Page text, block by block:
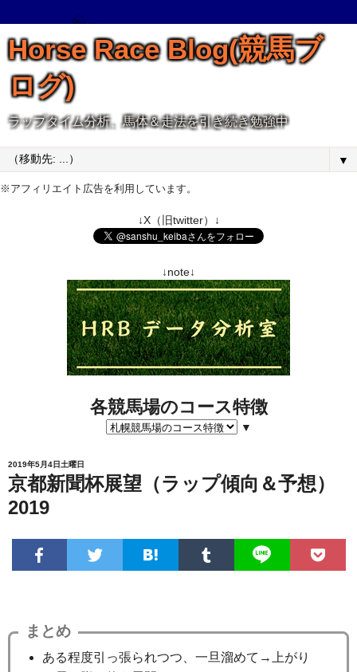
Horse Race Blog(競馬ブ
ログ)
ラップタイム分析、馬体＆走法を引き続き勉強中
▼
※アフィリエイト広告を利用しています。
↓X（旧twitter）↓
↓note↓
各競馬場のコース特徴
▼
2019年5月4日土曜日
京都新聞杯展望（ラップ傾向＆予想）
2019
まとめ
ある程度引っ張られつつ、一旦溜めて→上がり